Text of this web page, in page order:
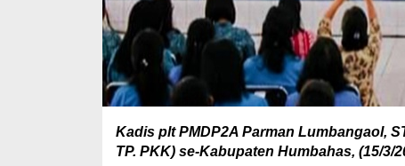
Kadis plt PMDP2A Parman Lumbangaol,
TP. PKK) se-Kabupaten Humbahas, (15/3/